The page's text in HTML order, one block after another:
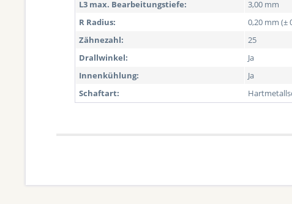
L3 max. Bearbeitungstiefe:
3,00 mm
R Radius:
0,20 mm (±
Zähnezahl:
25
Drallwinkel:
Ja
Innenkühlung:
Ja
Schaftart: